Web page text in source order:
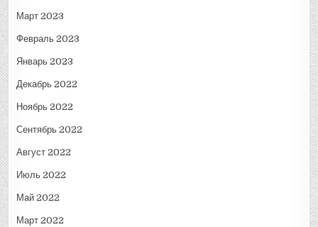
Март 2023
Февраль 2023
Январь 2023
Декабрь 2022
Ноябрь 2022
Сентябрь 2022
Август 2022
Июль 2022
Май 2022
Март 2022